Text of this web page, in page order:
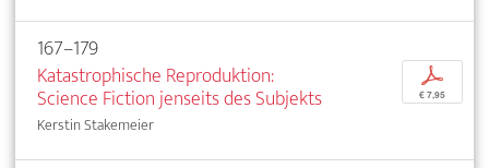
167–179
Katastrophische Reproduktion:
Science Fiction jenseits des Subjekts
Kerstin Stakemeier
p
€ 7,95